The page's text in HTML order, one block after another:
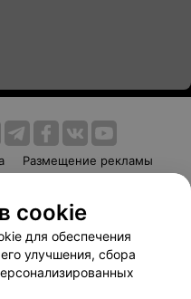
Размещение рекламы
Способы оплаты
103.by
cookie
для обеспечения
улучшения, сбора